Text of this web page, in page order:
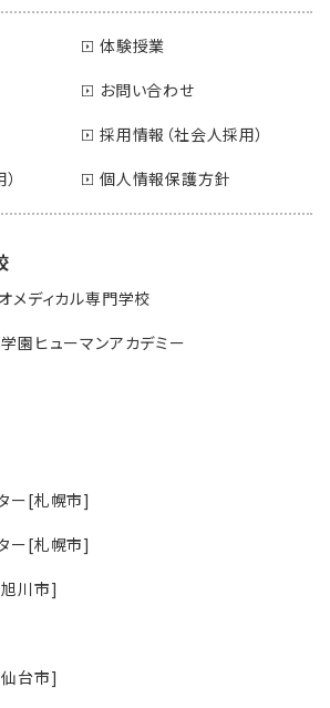
体験授業
お問い合わせ
採用情報（社会人採用）
個人情報保護方針
メディカル専門学校
園ヒューマンアカデミー
ー[札幌市]
ー[札幌市]
川市]
台市]